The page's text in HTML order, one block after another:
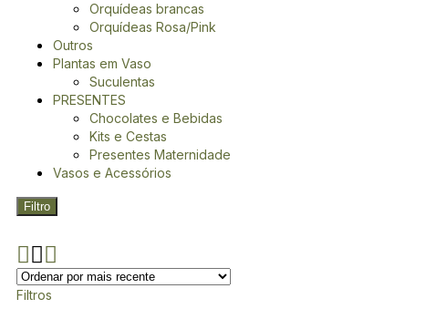
Orquídeas brancas
Orquídeas Rosa/Pink
Outros
Plantas em Vaso
Suculentas
PRESENTES
Chocolates e Bebidas
Kits e Cestas
Presentes Maternidade
Vasos e Acessórios
Filtro
Filtros